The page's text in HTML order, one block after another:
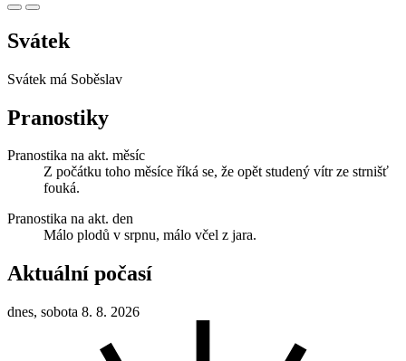
Svátek
Svátek má Soběslav
Pranostiky
Pranostika na akt. měsíc
Z počátku toho měsíce říká se, že opět studený vítr ze strnišť
fouká.
Pranostika na akt. den
Málo plodů v srpnu, málo včel z jara.
Aktuální počasí
dnes, sobota 8. 8. 2026